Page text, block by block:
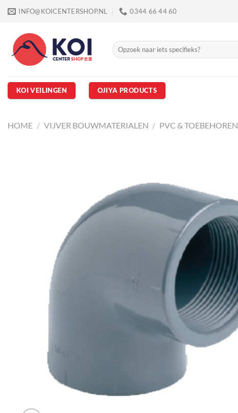
Ga
inhoud
INFO@KOICENTERSHOP.NL 0344 66 44 60
Zoeken
naar:
KOI VEILINGEN OJIYA PRODUCTS
HOME / VIJVER BOUWMATERIALEN / PVC & TOEBEHOREN